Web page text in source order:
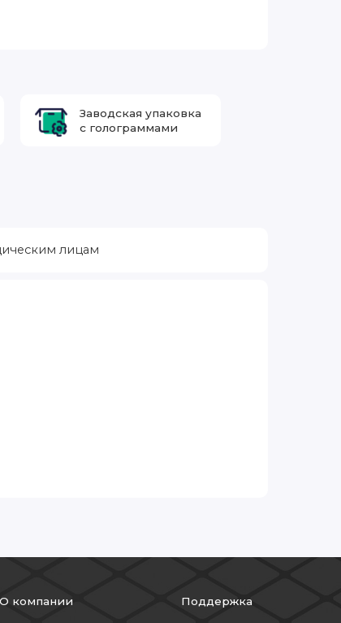
Заводская упаковка
с голограммами
лицам
О компании
Поддержка